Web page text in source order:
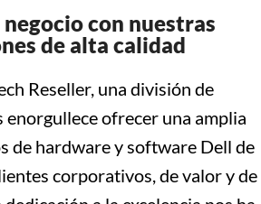
con nuestras
de alta calidad
Reseller, una división de
ofrecer una amplia
de hardware y software Dell de
corporativos, de valor y de